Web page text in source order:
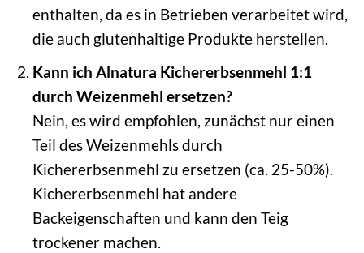
enthalten, da es in Betrieben verarbeitet wird,
die auch glutenhaltige Produkte herstellen.
Kann ich Alnatura Kichererbsenmehl 1:1
durch Weizenmehl ersetzen?
Nein, es wird empfohlen, zunächst nur einen
Teil des Weizenmehls durch
Kichererbsenmehl zu ersetzen (ca. 25-50%).
Kichererbsenmehl hat andere
Backeigenschaften und kann den Teig
trockener machen.